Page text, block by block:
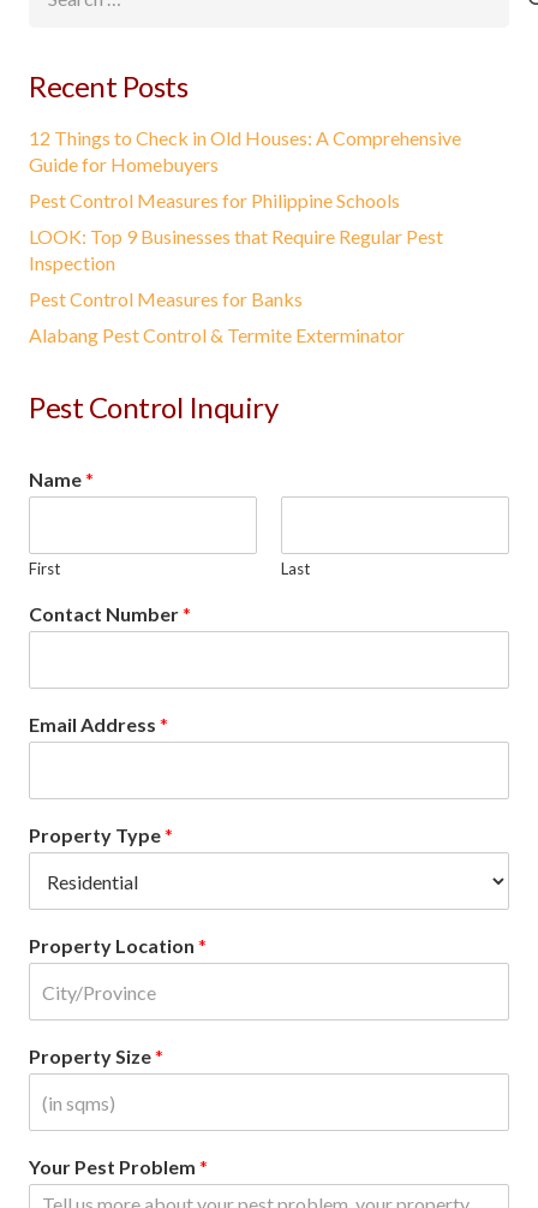
Recent Posts
12 Things to Check in Old Houses: A Comprehensive
Guide for Homebuyers
Pest Control Measures for Philippine Schools
LOOK: Top 9 Businesses that Require Regular Pest
Inspection
Pest Control Measures for Banks
Alabang Pest Control & Termite Exterminator
Pest Control Inquiry
Name*
First Last
Contact Number*
Email Address *
Property Type*
Property Location *
Property Size*
Your Pest Problem *